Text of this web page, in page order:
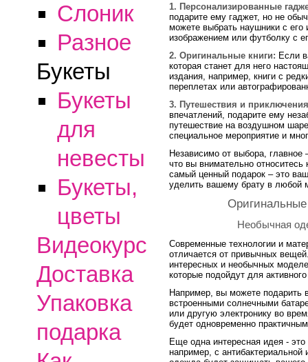
Слоник
Разное
Букеты
Букеты
для
невесты
Букеты,
цветы
Видеокурс
Доставка
Упаковка
подарка
1. Персонализированные
подарите ему гаджет, но не
можете выбрать наушники с
изображением или футболку с
2. Оригинальные книги: Если
которая станет для него
издания, например, книги с
переплетах или
3. Путешествия и
впечатлений, подарите ему
путешествие на воздушном
специальное мероприятие и
Независимо от выбора, главное
что вы внимательно
самый ценный подарок – это
уделить вашему брату в любой
Необычная
Современные технологии и
отличается от привычных
интересных и необычных
которые подойдут для
Например, вы можете подарить
встроенными солнечными
или другую электронику во
будет одновременно
Еще одна интересная идея -
например, с